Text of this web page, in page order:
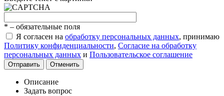
* – обязательные поля
Я согласен на обработку персональных данных, принимаю
Политику конфиденциальности, Согласие на обработку
персональных данных и Пользовательское соглашение
Отправить Отменить
Описание
Задать вопрос